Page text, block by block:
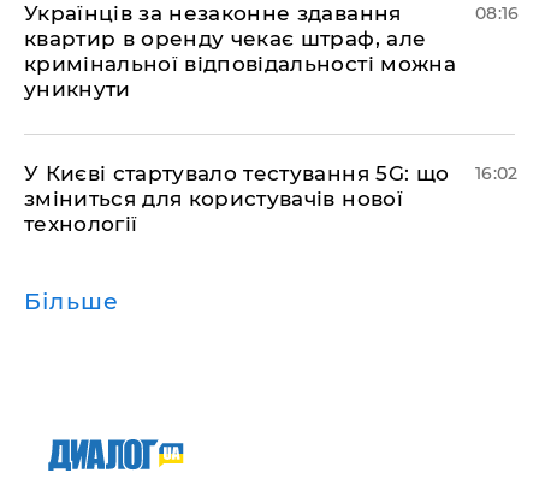
Українців за незаконне здавання
квартир в оренду чекає штраф, але
кримінальної відповідальності можна
уникнути
08:16
У Києві стартувало тестування 5G: що
зміниться для користувачів нової
технології
16:02
Більше